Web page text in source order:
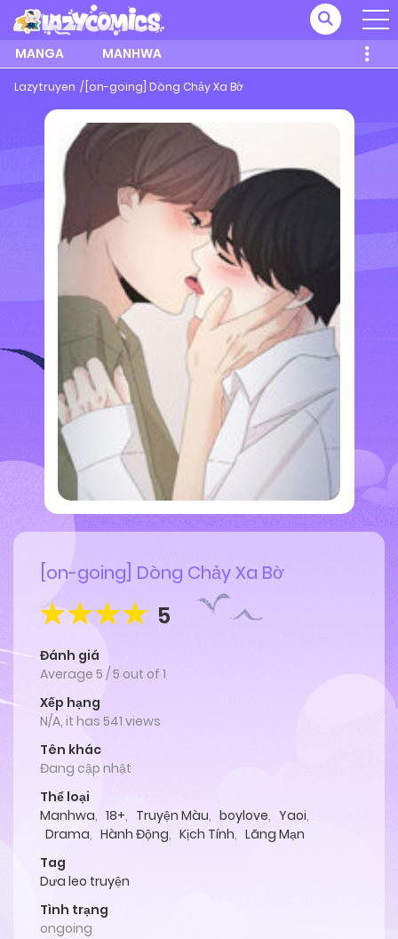
MANGA MANHWA
Lazytruyen [on-going] Dòng Chảy Xa Bờ
[on-going] Dòng Chảy Xa Bờ
5
Đánh giá
Average 5 /5 out of 1
Xếp hạng
N/A, it has 541 views
Tên khác
Đang cập nhật
Thể loại
Manhwa, 18+, Truyện Màu, boylove, Yaoi,
Drama, Hành Động, Kịch Tính, Lãng Mạn
Tag
Dưa leo truyện
Tình trạng
ongoing